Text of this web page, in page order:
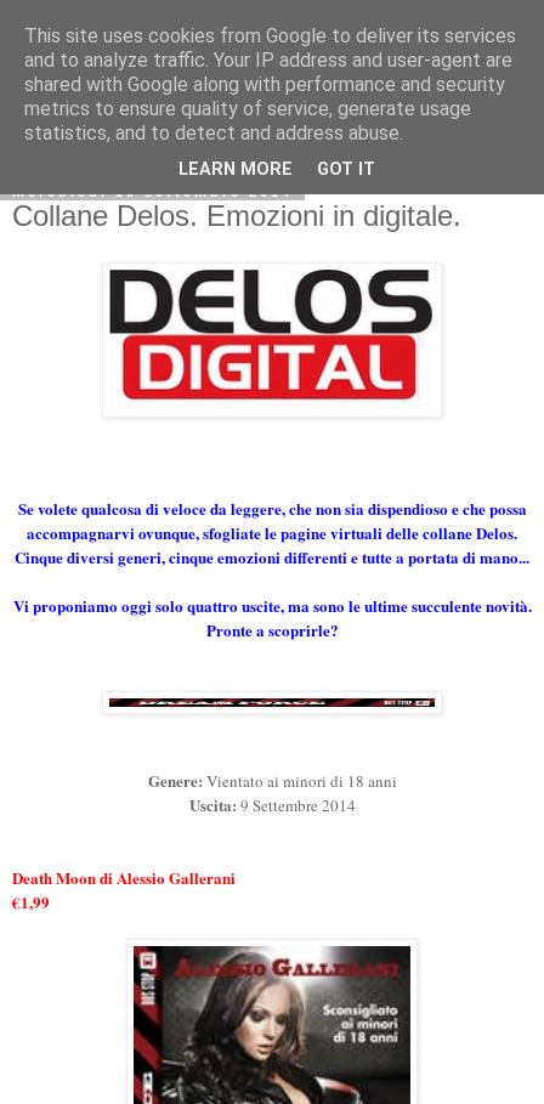
mercoledì 10 settembre 2014
Collane Delos. Emozioni in digitale.
Se volete qualcosa di veloce da leggere, che non sia dispendioso e che possa
accompagnarvi ovunque, sfogliate le pagine virtuali delle collane Delos.
Cinque diversi generi, cinque emozioni differenti e tutte a portata di mano...
Vi proponiamo oggi solo quattro uscite, ma sono le ultime succulente novità.
Pronte a scoprirle?
Genere: Vientato ai minori di 18 anni
Uscita: 9 Settembre 2014
Death Moon di Alessio Gallerani
€1,99
This site uses cookies from Google to deliver its services
and to analyze traffic. Your IP address and user-agent are
shared with Google along with performance and security
metrics to ensure quality of service, generate usage
statistics, and to detect and address abuse.
LEARN MORE GOT IT